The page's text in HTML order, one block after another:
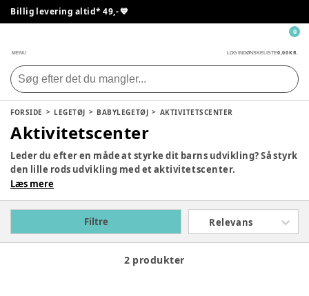
Billig levering altid* 49,- 💙
MENU LOG INDØNSKELISTE0,00 KR.
0
FORSIDE LEGETØJ BABYLEGETØJ AKTIVITETSCENTER
Aktivitetscenter
Leder du efter en måde at styrke dit barns udvikling? Så styrk
den lille rods udvikling med et aktivitetscenter.
Aktivitetscentre styrker barnets sanser og motorik.
gulvet mellem dig og dit barn. Pixizoo tilbyder en række
forskellige aktivitetscentre, aktivitetsborde og
aktivitetstæpper, så der skulle være til netop din smag.
Læs mere
Filtre Relevans
2 produkter